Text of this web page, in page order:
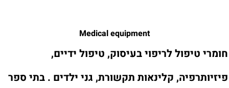
Medical equipment
טיפול לריפוי בעיסוק, טיפול ידיים,
קלינאות תקשורת, גני ילדים . בתי ספר